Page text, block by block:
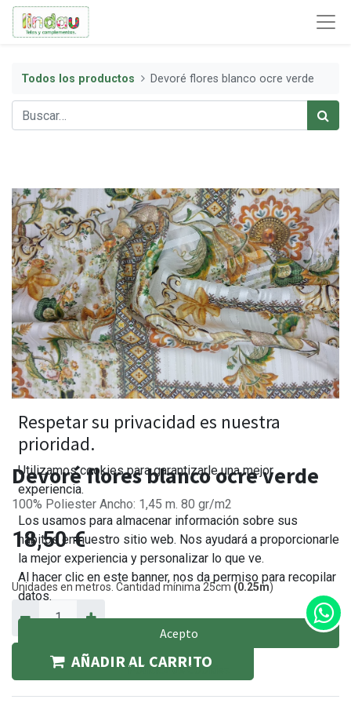
Todos los productos Devoré flores blanco ocre verde
Devoré flores blanco ocre verde
100% Poliester Ancho: 1,45 m. 80 gr/m2
18,50€
Unidades en metros. Cantidad mínima 25cm (0.25m)
AÑADIR AL CARRITO
Respetar su privacidad es nuestra
prioridad.
Utilizamos cookies para garantizarle una mejor
experiencia.
Los usamos para almacenar información sobre sus
hábitos en nuestro sitio web. Nos ayudará a proporcionarle
la mejor experiencia y personalizar lo que ve.
Al hacer clic en este banner, nos da permiso para recopilar
datos.
Acepto
Política de Cookies